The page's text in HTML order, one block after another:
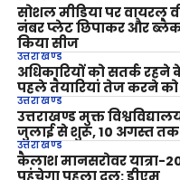
सोशल मीडिया पर वायरल
नंबर प्लेट छिपाकर और
किया सीज
उत्तराखण्ड
अधिकारियों को सतर्क
पहले तैयारियां तेज करने
उत्तराखण्ड
उत्तराखण्ड मुक्त
जुलाई से शुरू, 10 अगस्त
उत्तराखण्ड
कैलाश मानसरोवर यात्रा-